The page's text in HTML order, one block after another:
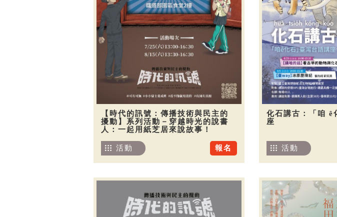
【時代的訊號：傳播技術與民主的
擾動】系列活動－穿越時光的說書
人：一起用紙芝居來說故事！
報名
活動
化石講古：「咱 ê
座
活動